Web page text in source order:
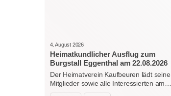
4. August 2026
Heimatkundlicher Ausflug zum
Burgstall Eggenthal am 22.08.2026
Der Heimatverein Kaufbeuren lädt seine
Mitglieder sowie alle Interessierten am…